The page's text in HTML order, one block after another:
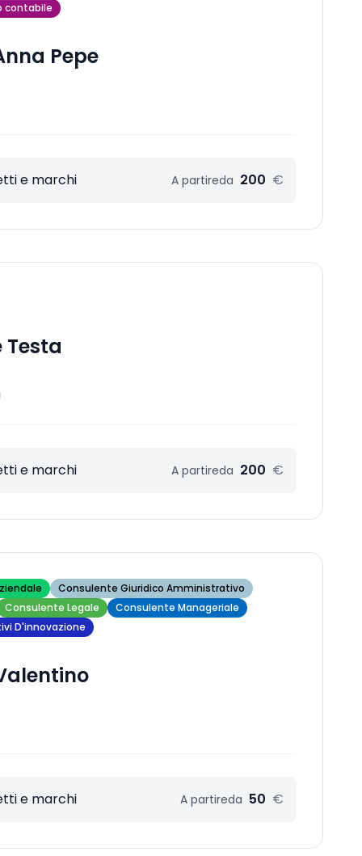
contabile
Pepe
e marchi A partireda 200 €
Testa
e marchi A partireda 200 €
Consulente Giuridico Amministrativo
Consulente Legale
Consulente Manageriale
D'innovazione
e marchi A partireda 50 €